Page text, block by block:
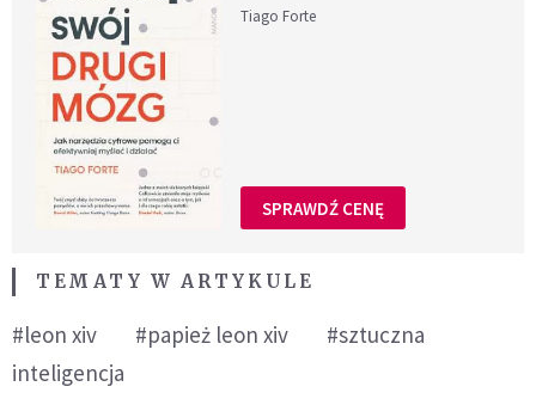
Tiago Forte
SPRAWDŹ CENĘ
TEMATY W ARTYKULE
#leon xiv #papież leon xiv
#sztuczna
inteligencja